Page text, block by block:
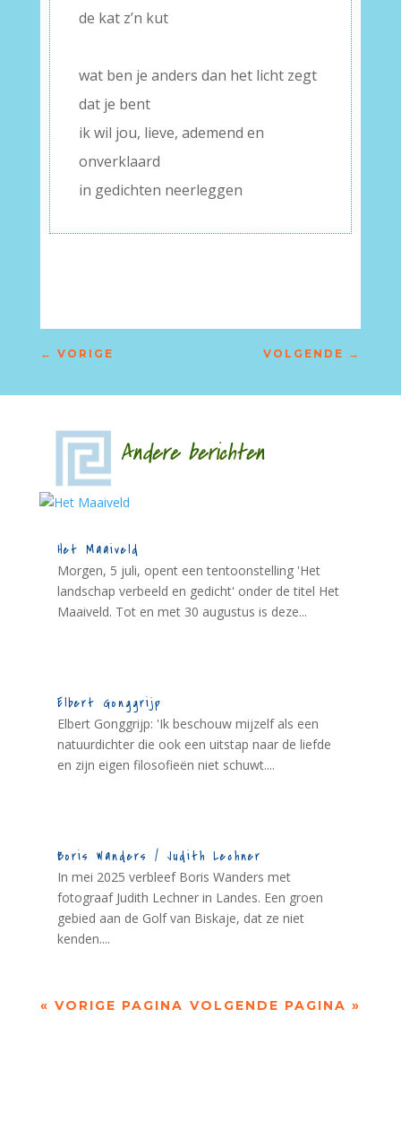
de kat z’n kut
wat ben je anders dan het licht zegt
dat je bent
ik wil jou, lieve, ademend en
onverklaard
in gedichten neerleggen
← VORIGE VOLGENDE →
Andere berichten
Het Maaiveld
Morgen, 5 juli, opent een tentoonstelling 'Het
landschap verbeeld en gedicht' onder de titel Het
Maaiveld. Tot en met 30 augustus is deze...
Elbert Gonggrijp
Elbert Gonggrijp: 'Ik beschouw mijzelf als een
natuurdichter die ook een uitstap naar de liefde
en zijn eigen filosofieën niet schuwt....
Boris Wanders / Judith Lechner
In mei 2025 verbleef Boris Wanders met
fotograaf Judith Lechner in Landes. Een groen
gebied aan de Golf van Biskaje, dat ze niet
kenden....
« VORIGE PAGINA VOLGENDE PAGINA »